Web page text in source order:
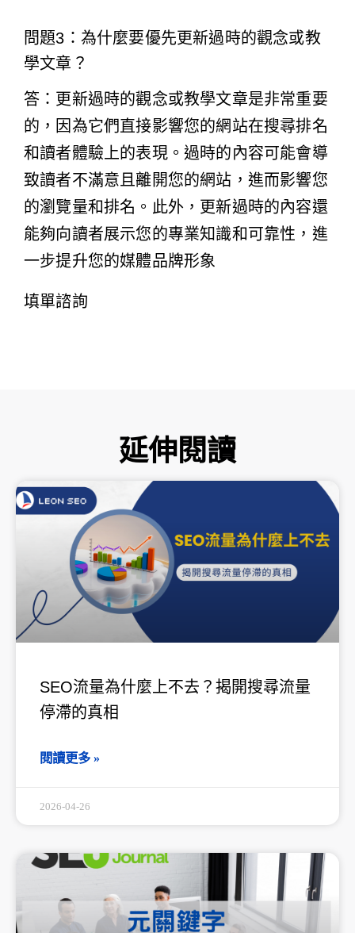
問題3：為什麼要優先更新過時的觀念或教
學文章？
答：更新過時的觀念或教學文章是非常重要
的，因為它們直接影響您的網站在搜尋排名
和讀者體驗上的表現。過時的內容可能會導
致讀者不滿意且離開您的網站，進而影響您
的瀏覽量和排名。此外，更新過時的內容還
能夠向讀者展示您的專業知識和可靠性，進
一步提升您的媒體品牌形象
填單諮詢
延伸閱讀
SEO流量為什麼上不去？揭開搜尋流量
停滯的真相
閱讀更多 »
2026-04-26
頁
面